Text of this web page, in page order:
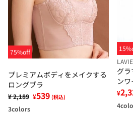
75%off
プレミアムボディをメイクする
ロングブラ
¥ 2,189 ¥539 (税込)
3colors
グ
ン
¥
4